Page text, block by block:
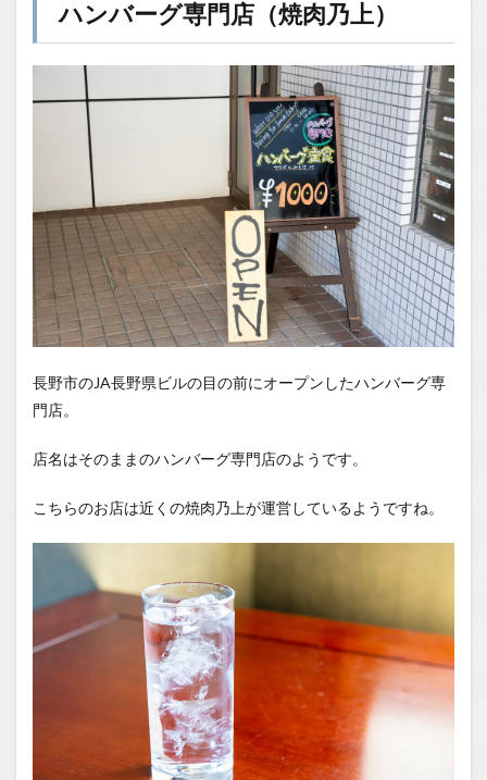
ハンバーグ専門店（焼肉乃上）
長野市のJA長野県ビルの目の前にオープンしたハンバーグ専
門店。
店名はそのままのハンバーグ専門店のようです。
こちらのお店は近くの焼肉乃上が運営しているようですね。